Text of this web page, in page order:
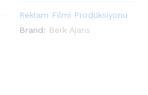
Reklam Filmi Prodüksiyonu
Brand: Berk Ajans